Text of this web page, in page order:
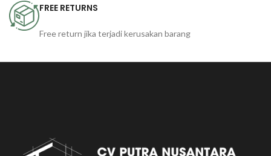
FREE RETURNS
Free return jika terjadi kerusakan barang